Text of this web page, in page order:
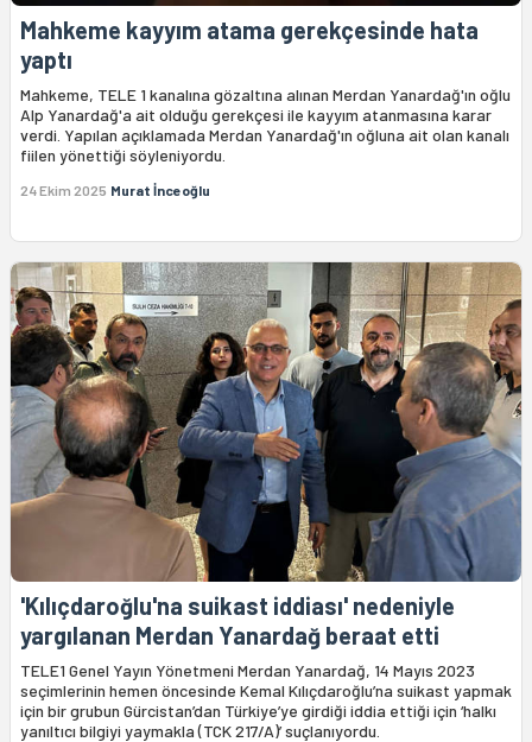
Mahkeme kayyım atama gerekçesinde hata
yaptı
Mahkeme, TELE 1 kanalına gözaltına alınan Merdan Yanardağ'ın oğlu
Alp Yanardağ'a ait olduğu gerekçesi ile kayyım atanmasına karar
verdi. Yapılan açıklamada Merdan Yanardağ'ın oğluna ait olan kanalı
fiilen yönettiği söyleniyordu.
24 Ekim 2025 Murat İnceoğlu
'Kılıçdaroğlu'na suikast iddiası' nedeniyle
yargılanan Merdan Yanardağ beraat etti
TELE1 Genel Yayın Yönetmeni Merdan Yanardağ, 14 Mayıs 2023
seçimlerinin hemen öncesinde Kemal Kılıçdaroğlu’na suikast yapmak
için bir grubun Gürcistan’dan Türkiye’ye girdiği iddia ettiği için ‘halkı
yanıltıcı bilgiyi yaymakla (TCK 217/A)’ suçlanıyordu.